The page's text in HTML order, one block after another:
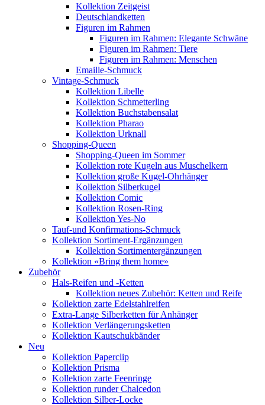
Kollektion Zeitgeist
Deutschlandketten
Figuren im Rahmen
Figuren im Rahmen: Elegante Schwäne
Figuren im Rahmen: Tiere
Figuren im Rahmen: Menschen
Emaille-Schmuck
Vintage-Schmuck
Kollektion Libelle
Kollektion Schmetterling
Kollektion Buchstabensalat
Kollektion Pharao
Kollektion Urknall
Shopping-Queen
Shopping-Queen im Sommer
Kollektion rote Kugeln aus Muschelkern
Kollektion große Kugel-Ohrhänger
Kollektion Silberkugel
Kollektion Comic
Kollektion Rosen-Ring
Kollektion Yes-No
Tauf-und Konfirmations-Schmuck
Kollektion Sortiment-Ergänzungen
Kollektion Sortimentergänzungen
Kollektion «Bring them home»
Zubehör
Hals-Reifen und -Ketten
Kollektion neues Zubehör: Ketten und Reife
Kollektion zarte Edelstahlreifen
Extra-Lange Silberketten für Anhänger
Kollektion Verlängerungsketten
Kollektion Kautschukbänder
Neu
Kollektion Paperclip
Kollektion Prisma
Kollektion zarte Feenringe
Kollektion runder Chalcedon
Kollektion Silber-Locke